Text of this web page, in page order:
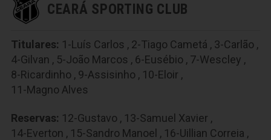
CEARÁ SPORTING CLUB
Titulares: 1-Luís Carlos , 2-Tiago Cametá , 3-Carlão ,
4-Gilvan , 5-João Marcos , 6-Eusébio , 7-Wescley ,
8-Ricardinho , 9-Assisinho , 10-Eloir ,
11-Magno Alves
Reservas: 12-Gustavo , 13-Samuel Xavier ,
14-Everton , 15-Sandro Manoel , 16-Uillian Correia ,